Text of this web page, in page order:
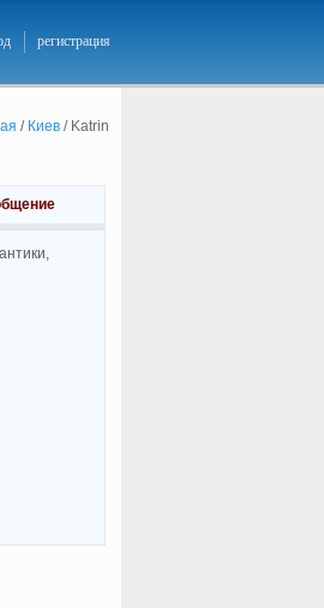
регистрация
/ Киев/ Katrin